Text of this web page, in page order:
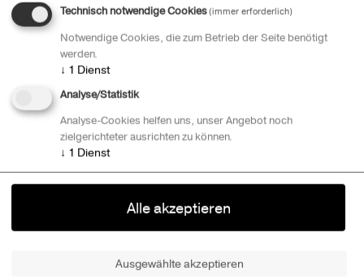
zum iNFO-Video
Technisch notwendige Cookies(immer erforderlich)
Notwendige Cookies, die zum Betrieb der Seite benötigt
werden.
↓ 1 Dienst
Analyse/Statistik
Analyse-Cookies helfen uns, unser Angebot noch
zielgerichteter ausrichten zu können.
↓ 1 Dienst
Ausgewählte akzeptieren
Alle akzeptieren